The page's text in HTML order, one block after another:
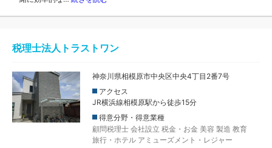
税理士法人トラストワン
神奈川県相模原市中央区中央4丁目2番7号
アクセス
JR横浜線相模原駅から徒歩15分
得意分野・得意業種
顧問税理士 会社設立 税金・お金 美容 製造 教育
旅行・ホテル アミューズメント・レジャー